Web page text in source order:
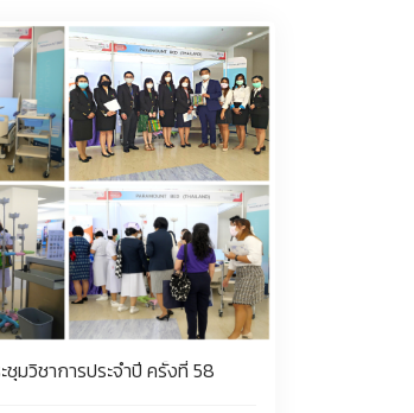
ชุมวิชาการประจำปี ครั้งที่ 58